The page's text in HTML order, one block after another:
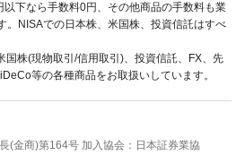
下なら手数料0円、その他商品の手数料も業
。NISAでの日本株、米国株、投資信託はすべ
国株(現物取引/信用取引)、投資信託、FX、先
等の各種商品をお取扱いしています。
(金商)第164号 加入協会：日本証券業協